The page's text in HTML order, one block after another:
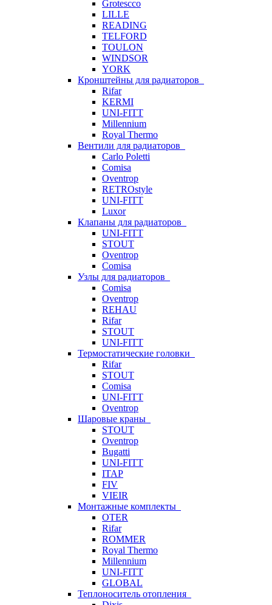
Grotescco
LILLE
READING
TELFORD
TOULON
WINDSOR
YORK
Кронштейны для радиаторов
Rifar
KERMI
UNI-FITT
Millennium
Royal Thermo
Вентили для радиаторов
Carlo Poletti
Comisa
Oventrop
RETROstyle
UNI-FITT
Luxor
Клапаны для радиаторов
UNI-FITT
STOUT
Oventrop
Comisa
Узлы для радиаторов
Comisa
Oventrop
REHAU
Rifar
STOUT
UNI-FITT
Термостатические головки
Rifar
STOUT
Comisa
UNI-FITT
Oventrop
Шаровые краны
STOUT
Oventrop
Bugatti
UNI-FITT
ITAP
FIV
VIEIR
Монтажные комплекты
OTER
Rifar
ROMMER
Royal Thermo
Millennium
UNI-FITT
GLOBAL
Теплоноситель отопления